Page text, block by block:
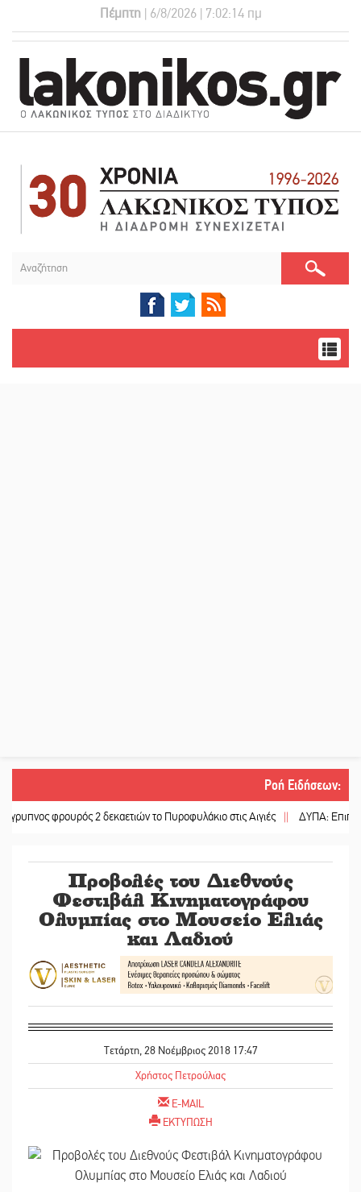
Πέμπτη | 6/8/2026 | 7:02:15 πμ
Ροή Ειδήσεων:
φρουρός 2 δεκαετιών το Πυροφυλάκιο στις Αιγιές || ΔΥΠΑ: Επιπλέον 8.000
Προβολές του Διεθνούς
Φεστιβάλ Κινηματογράφου
Ολυμπίας στο Μουσείο Ελιάς
και Λαδιού
Τετάρτη, 28 Νοέμβριος 2018 17:47
Χρήστος Πετρούλιας
E-MAIL
ΕΚΤΥΠΩΣΗ